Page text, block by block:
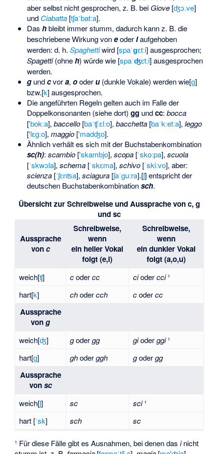
aber selbst nicht gesprochen, z. B. bei Giove[ʤɔ.ve]
und Ciabatta[tʃaˈbatːa].
Das hbleibt immer stumm, dadurch kann z. B. die
beschriebene Wirkung voneoderiaufgehoben
werden: d. h. Spaghettiwird [spaˈɡɛtːi] ausgesprochen;
Spagetti(ohneh) würde wie [spaˈʤɛtːi] ausgesprochen
werden.
gundcvora, ooderu(dunkle Vokale) werden wie​[⁠ɡ⁠]​
bzw.​[⁠k⁠]​ausgesprochen.
Die angeführten Regeln gelten auch im Falle der
Doppelkonsonanten (siehe dort) ggundcc: bocca
['bokːa], baccello[baˈʧːɛlːo], bacchetta[baˈkːetːa], leggo
['lɛgːo], maggio['madʤo].
Ähnlich verhält es sich mit der Buchstabenkombination
sc(h): scambio['skambjo], scopa[ˈskoːpa], scuola
[ˈskwɔla], schema[ˈskɛma], schivo[ˈskiːvo], aber:
scienza[ˈʃɛnʦa], sciagura[ʃaˈguːra].​[⁠ʃ⁠]​entspricht der
deutschen Buchstabenkombinationsch.
Übersicht zur Schreibweise und Aussprache von c, g
und sc
Aussprache
vonc
Schreibweise,
wenn
ein heller Vokal
folgt (e,i)
Schreibweise,
wenn
ein dunkler Vokal
folgt (a,o,u)
weich​[⁠ʧ⁠]​ codercc ciodercci¹
hart​[⁠k⁠]​ chodercch codercc
Aussprache
vong
weich​[⁠ʤ⁠]​ godergg gioderggi¹
hart​[⁠ɡ⁠]​ ghoderggh godergg
Aussprache
vonsc
weich​[⁠ʃ⁠]​ sc sci¹
hart [ˈsk] sch sc
¹ Für diese Fälle gibt es Ausnahmen, bei denen dasinicht